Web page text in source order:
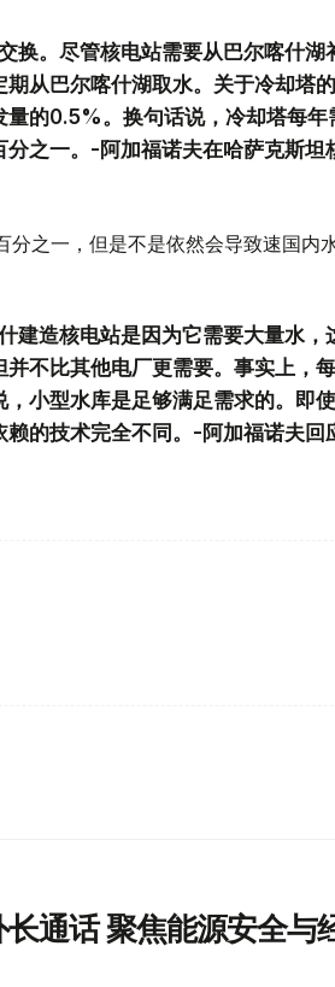
换。尽管核电站需要从巴尔喀什湖
从巴尔喀什湖取水。关于冷却塔
的0.5%。换句话说，冷却塔每年
之一。-阿加福诺夫在哈萨克斯坦
之一，但是不是依然会导致速国内
建造核电站是因为它需要大量水，
不比其他电厂更需要。事实上，
小型水库是足够满足需求的。即
的技术完全不同。-阿加福诺夫回
通话 聚焦能源安全与